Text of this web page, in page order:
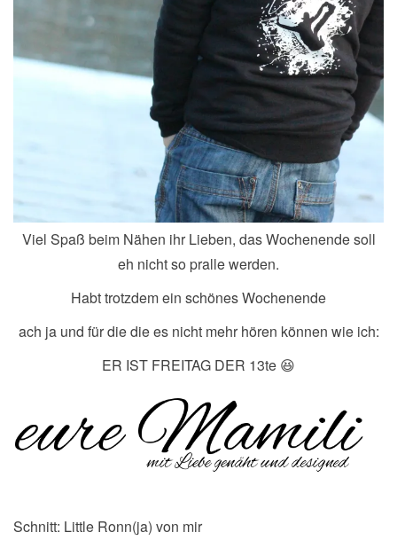
Viel Spaß beim Nähen ihr Lieben, das Wochenende soll
eh nicht so pralle werden.
Habt trotzdem ein schönes Wochenende
ach ja und für die die es nicht mehr hören können wie ich:
ER IST FREITAG DER 13te 😆
Schnitt: Little Ronn(ja) von mir